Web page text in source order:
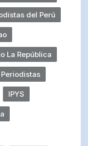
del Perú
La República
IPYS